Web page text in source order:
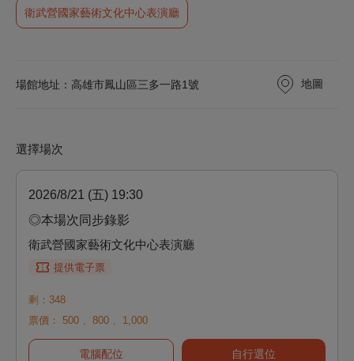
衛武營國家藝術文化中心表演廳
場館地址：高雄市鳳山區三多一路1號 地圖
選擇場次
2026/8/21 (五) 19:30
◎本場次同步錄影
衛武營國家藝術文化中心表演廳
提供電子票
剩：348
票價：
500 、 800 、 1,000
電腦配位 自行選位